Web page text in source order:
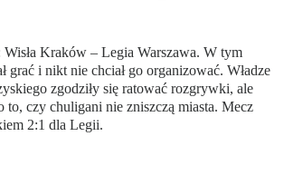
Wisła Kraków – Legia Warszawa. W tym
grać i nikt nie chciał go organizować. Władze
zgodziły się ratować rozgrywki, ale
to, czy chuligani nie zniszczą miasta. Mecz
2:1 dla Legii.